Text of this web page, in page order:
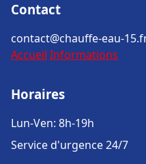
Contact
contact@chauffe-eau-
Accueil Informations
Horaires
Lun-Ven: 8h-19h
Service d'urgence 24/7